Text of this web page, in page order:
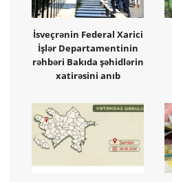
İsveçrənin Federal Xarici
İşlər Departamentinin
rəhbəri Bakıda şəhidlərin
xatirəsini anıb